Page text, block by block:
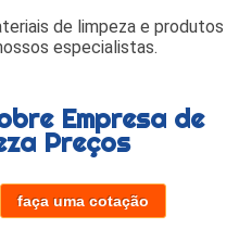
de limpeza e produtos
especialistas.
Empresa de
Preços
faça uma cotação